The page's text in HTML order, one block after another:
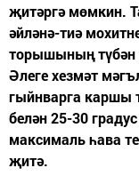
җитәргә мөмкин.
әйләнә-тиә
торышының түбән
Әлеге хезмәт
гыйнварга каршы
белән 25-30
максималь һава
җитә.